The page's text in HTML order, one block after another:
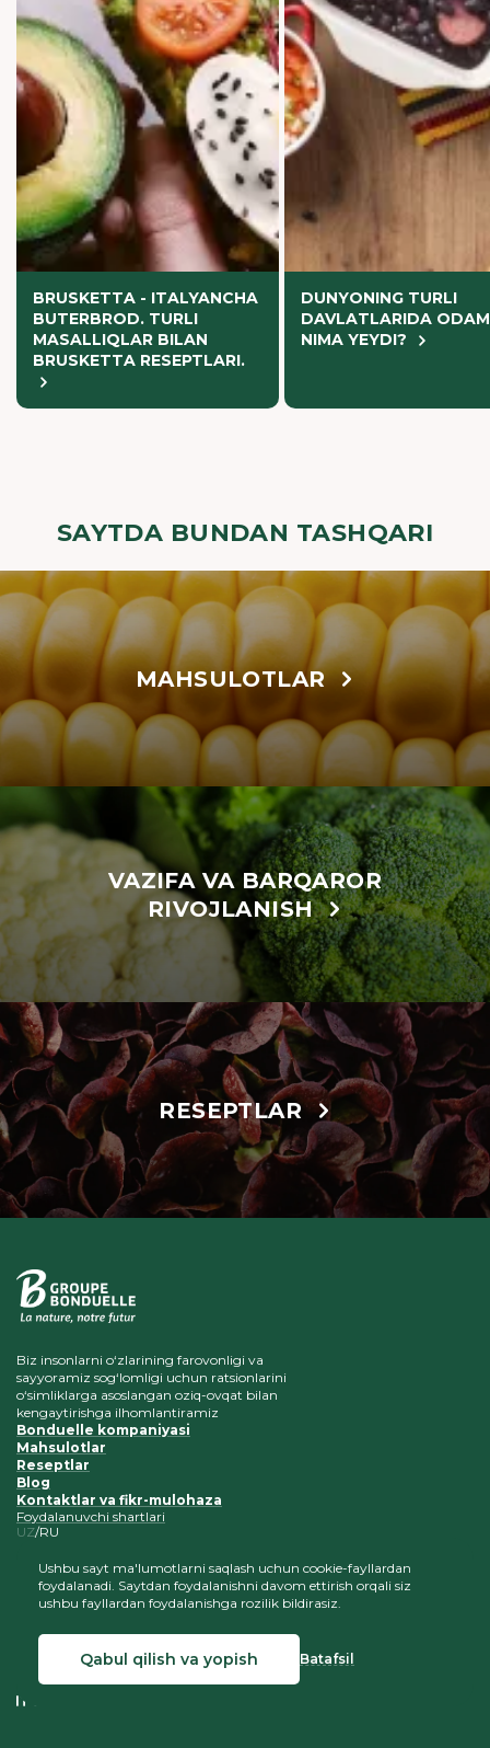
BRUSKETTA - ITALYANCHA
BUTERBROD. TURLI
MASALLIQLAR BILAN
BRUSKETTA RESEPTLARI.
DUNYONING TURLI
DAVLATLARIDA
NIMA YEYDI?
SAYTDA BUNDAN TASHQARI
MAHSULOTLAR
VAZIFA VA BARQAROR
RIVOJLANISH
RESEPTLAR
Biz insonlarni o‘zlarining farovonligi va
sayyoramiz sog‘lomligi uchun ratsionlarini
o‘simliklarga asoslangan oziq-ovqat bilan
kengaytirishga ilhomlantiramiz
Bonduelle kompaniyasi
Mahsulotlar
Reseptlar
Blog
Kontaktlar va fikr-mulohaza
Foydalanuvchi shartlari
UZ RU
Saytimizga havolani saqlash sharti bilan, materiallardan nusxa
© 2026 Bonduelle O'zbekiston
Sayt yaratish
Ushbu sayt ma'lumotlarni saqlash uchun cookie-fayllardan
foydalanadi. Saytdan foydalanishni davom ettirish orqali siz
ushbu fayllardan foydalanishga rozilik bildirasiz.
Qabul qilish va yopish Batafsil